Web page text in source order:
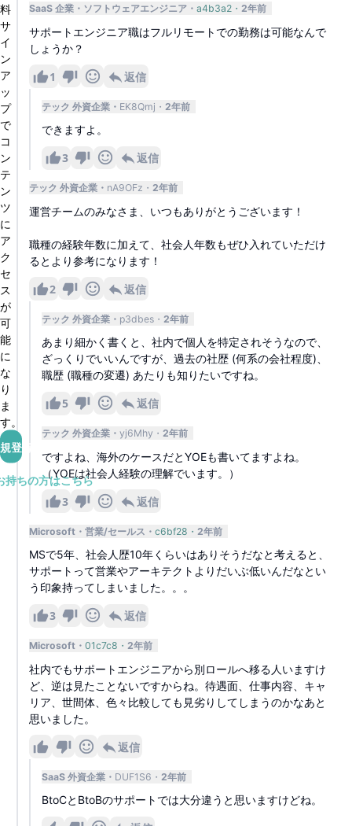
料
サ
イ
ン
ア
ッ
プ
で
コ
ン
テ
ン
ツ
に
ア
ク
セ
ス
が
可
能
に
な
り
ま
す。
登録
持ちの方はこちら
SaaS 企業 ソフトウェアエンジニア a4b3a2 2年前
サポートエンジニア職はフルリモートでの勤務は可能なんで
しょうか？
1 返信
テック 外資企業 EK8Qmj 2年前
できますよ。
3 返信
テック 外資企業 nA9OFz 2年前
運営チームのみなさま、いつもありがとうございます！
職種の経験年数に加えて、社会人年数もぜひ入れていただけ
るとより参考になります！
2 返信
テック 外資企業 p3dbes 2年前
あまり細かく書くと、社内で個人を特定されそうなので、
ざっくりでいいんですが、過去の社歴 (何系の会社程度)、
職歴 (職種の変遷) あたりも知りたいですね。
5 返信
テック 外資企業 yj6Mhy 2年前
ですよね、海外のケースだとYOEも書いてますよね。
（YOEは社会人経験の理解でいます。）
3 返信
Microsoft 営業/セールス c6bf28 2年前
MSで5年、社会人歴10年くらいはありそうだなと考えると、
サポートって営業やアーキテクトよりだいぶ低いんだなとい
う印象持ってしまいました。。。
3 返信
Microsoft 01c7c8 2年前
社内でもサポートエンジニアから別ロールへ移る人いますけ
ど、逆は見たことないですからね。待遇面、仕事内容、キャ
リア、世間体、色々比較しても見劣りしてしまうのかなあと
思いました。
返信
SaaS 外資企業 DUF1S6 2年前
BtoCとBtoBのサポートでは大分違うと思いますけどね。